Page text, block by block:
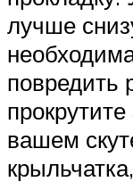
лучше
повредить
вашем